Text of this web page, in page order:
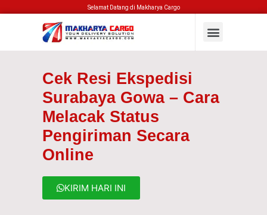
Selamat Datang di Makharya Cargo
Cek Resi Ekspedisi
Surabaya Gowa – Cara
Melacak Status
Pengiriman Secara
Online
KIRIM HARI INI